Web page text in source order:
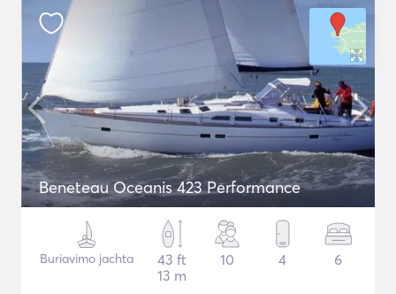
Beneteau Oceanis 423 Performance
Buriavimo jachta
43 ft
13 m
10 4 6